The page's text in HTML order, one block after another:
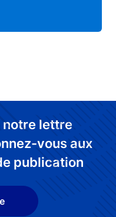
lettre
vous aux
publication